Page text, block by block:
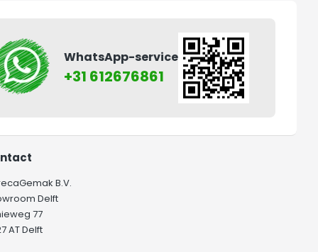
WhatsApp-service
+31 612676861
B.V.
Delft
77
AT Delft